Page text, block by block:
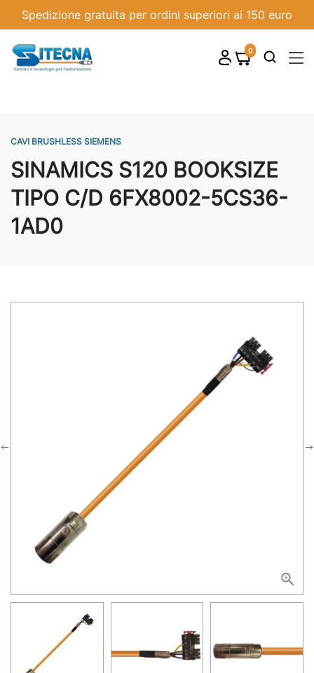
Spedizione gratuita per ordini superiori ai 150 euro
 shopping_cart0
CAVI BRUSHLESS SIEMENS
SINAMICS S120 BOOKSIZE
TIPO C/D 6FX8002-5CS36-
1AD0